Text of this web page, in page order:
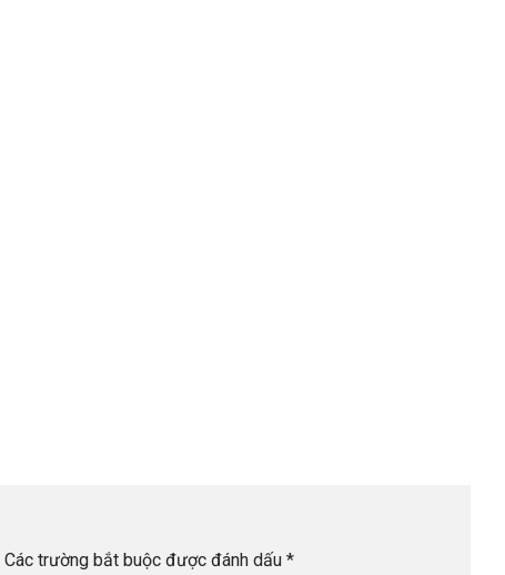
Các trường bắt buộc được đánh dấu *